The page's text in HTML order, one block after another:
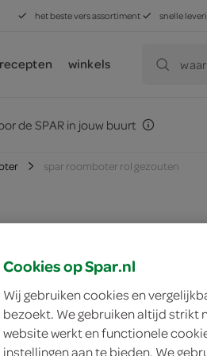
het beste vers assortiment snelle
recepten winkels
de SPAR in jouw buurt
spar roomboter rol gezouten
Cookies op Spar.nl
Wij gebruiken cookies en
bezoekt. We gebruiken altijd strikt
website werkt en functionele
instellingen aan te bieden. We